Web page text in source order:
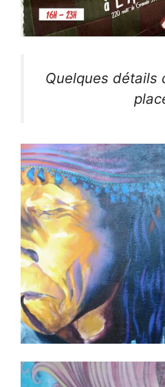
Quelques détails